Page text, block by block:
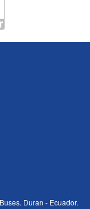
Duran - Ecuador.